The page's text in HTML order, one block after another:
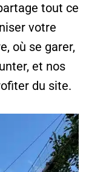
tout ce
votre
où se garer,
et nos
du site.